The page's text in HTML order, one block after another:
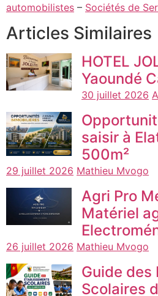
automobilistes – Sociétés de
Articles Similaires
HOTEL
Yaoundé
30 juillet 2026
saisir à
500m²
29 juillet 2026 Mathieu Mvogo
Agri Pro
Matériel
26 juillet 2026 Mathieu Mvogo
Guide des
Scolaires